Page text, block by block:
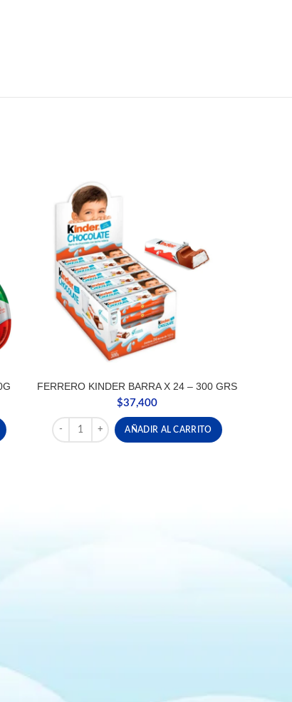
cantidad
FERRERO KINDER BARRA X 24 – 300 GRS
$37,400
FERRERO KINDER BARRA X 24 - 300 GRS cantidad
AÑADIR AL CARRITO